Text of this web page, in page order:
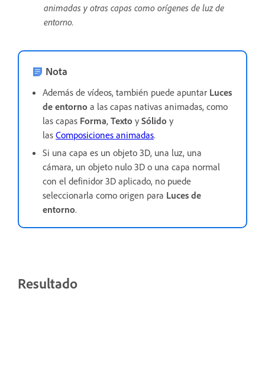
animadas y otras capas como orígenes de luz de
entorno.
Nota
Además de vídeos, también puede apuntar Luces
de entorno a las capas nativas animadas, como
las capas Forma, Texto y Sólido y
las Composiciones animadas.
Si una capa es un objeto 3D, una luz, una
cámara, un objeto nulo 3D o una capa normal
con el definidor 3D aplicado, no puede
seleccionarla como origen para Luces de
entorno.
Resultado